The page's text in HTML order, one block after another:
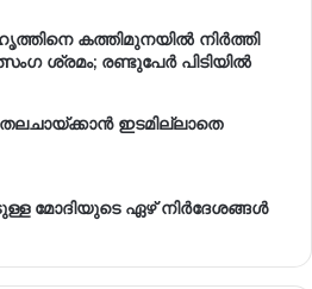
കത്തിമുനയിൽ നിർത്തി
ശ്രമം; രണ്ടുപേർ പിടിയിൽ
ഇടമില്ലാതെ
മോദിയുടെ ഏഴ് നിര്‍ദേശങ്ങള്‍